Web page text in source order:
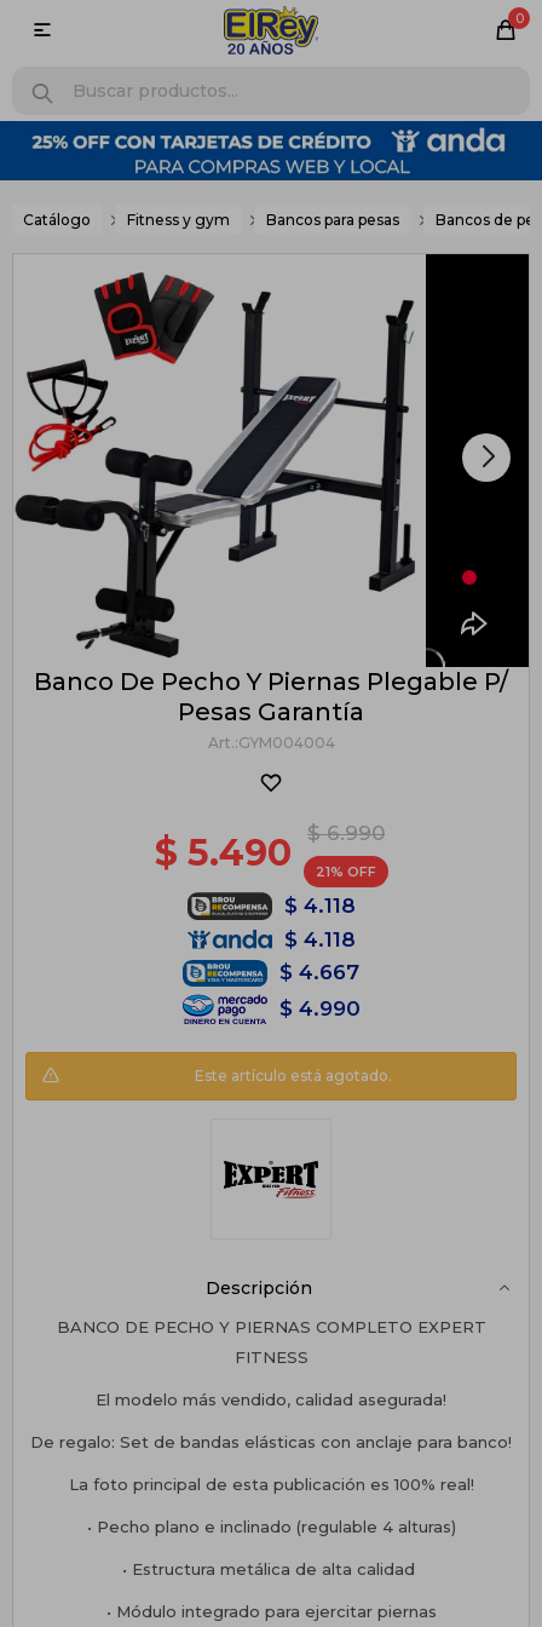
0

Catálogo Fitness y gym Bancos para pesas Bancos de
Banco De Pecho Y Piernas Plegable P/
Pesas Garantía
GYM004004
$ 6.990
$ 5.490 21
$ 4.118
$ 4.118
$ 4.667
$ 4.990
Este artículo está agotado.
Descripción
BANCO DE PECHO Y PIERNAS COMPLETO EXPERT
FITNESS
El modelo más vendido, calidad asegurada!
De regalo: Set de bandas elásticas con anclaje para banco!
La foto principal de esta publicación es 100% real!
• Pecho plano e inclinado (regulable 4 alturas)
• Estructura metálica de alta calidad
• Módulo integrado para ejercitar piernas